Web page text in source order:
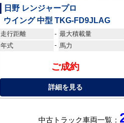
日野 レンジャープロ
ウイング 中型 TKG-FD9JLAG
走行距離 - 最大積載量
年式 - 馬力
ご成約
詳細を見る
中古トラック車両一覧：